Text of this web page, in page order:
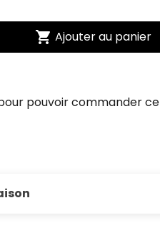
shopping_cart Ajouter au panier
pouvoir commander ce